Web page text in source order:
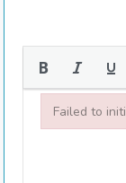
Failed to
Failed to